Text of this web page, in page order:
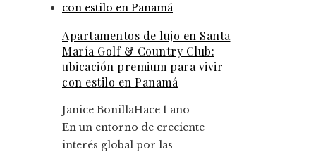
Apartamentos de lujo en Santa
María Golf & Country Club:
ubicación premium para vivir
con estilo en Panamá
Janice BonillaHace 1 año
En un entorno de creciente
interés global por las